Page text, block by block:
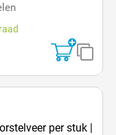
per stuk |